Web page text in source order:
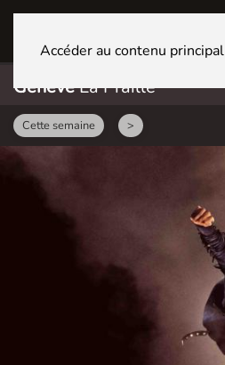
Accéder au contenu principal
GenèveLa Praille
Cette semaine >